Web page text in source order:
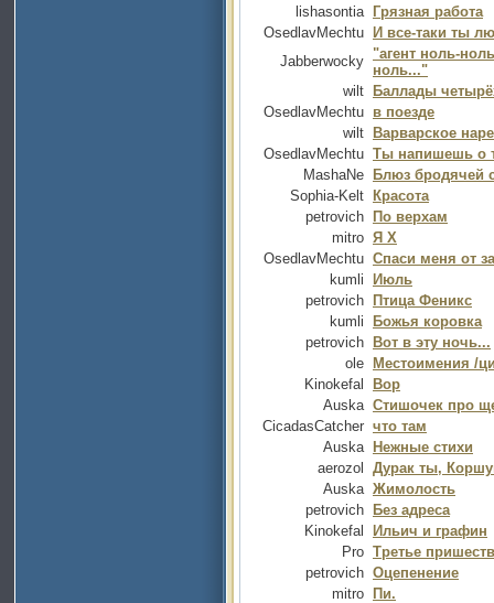
lishasontia Грязная работа
OsedlavMechtu
И все-таки ты
Jabberwocky "агент ноль-
ноль..."
wilt
Баллады
OsedlavMechtu в поезде
wilt
Варварское
OsedlavMechtu Ты напишешь о
MashaNe
Блюз бродячей
Sophia-Kelt
Красота
petrovich
По верхам
mitro Я Х
OsedlavMechtu Спаси меня от
kumli
Июль
petrovich
Птица Феникс
kumli
Божья коровка
petrovich
Вот в эту ночь...
ole
Местоимения /
Kinokefal
Вор
Auska Стишочек про
CicadasCatcher что там
Auska Нежные стихи
aerozol
Дурак ты,
Auska Жимолость
petrovich
Без адреса
Kinokefal
Ильич и графин
Pro Третье
petrovich Оцепенение
mitro
Пи.